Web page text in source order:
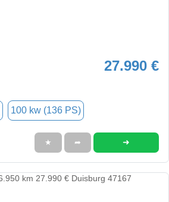
27.990 €
100 kw (136 PS)
★ ➦ ➜